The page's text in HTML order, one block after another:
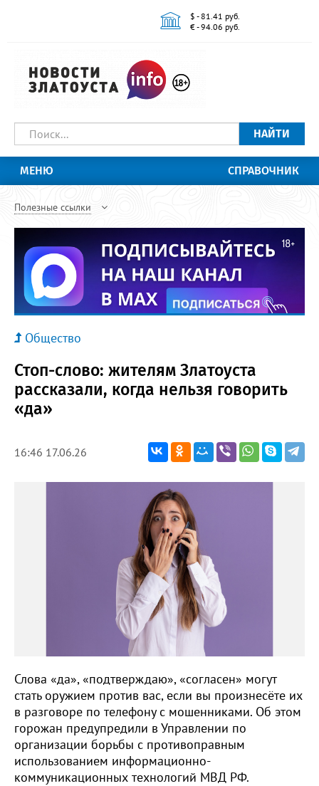
$ - 81.41 руб.
€ - 94.06 руб.
НАЙТИ
МЕНЮ СПРАВОЧНИК
Полезные ссылки
Общество
Стоп-слово: жителям Златоуста
рассказали, когда нельзя говорить
«да»
16:46 17.06.26
Слова «да», «подтверждаю», «согласен» могут
стать оружием против вас, если вы произнесёте их
в разговоре по телефону с мошенниками. Об этом
горожан предупредили в Управлении по
организации борьбы с противоправным
использованием информационно-
коммуникационных технологий МВД РФ.